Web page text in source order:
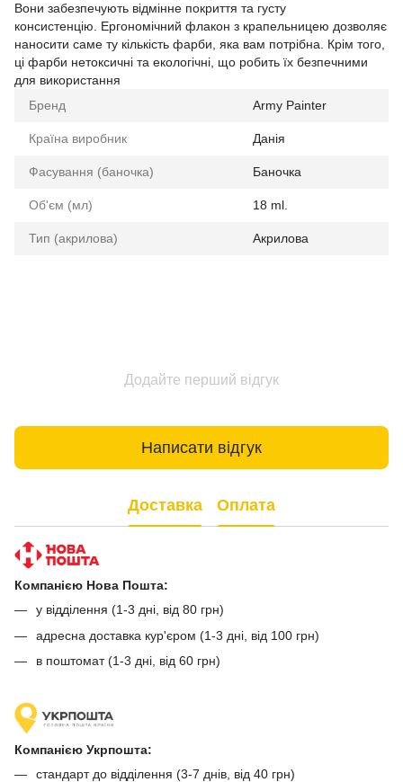
Вони забезпечують відмінне покриття та густу
консистенцію. Ергономічний флакон з крапельницею дозволяє
наносити саме ту кількість фарби, яка вам потрібна. Крім того,
ці фарби нетоксичні та екологічні, що робить їх безпечними
для використання
Бренд
Army Painter
Країна виробник Данія
Фасування (баночка) Баночка
Об'єм (мл) 18 ml.
Тип (акрилова) Акрилова
Додайте перший відгук
Написати відгук
Доставка Оплата
Компанією Нова Пошта:
у відділення (1-3 дні, від 80 грн)
адресна доставка кур'єром (1-3 дні, від 100 грн)
в поштомат (1-3 дні, від 60 грн)
Компанією Укрпошта:
стандарт до відділення (3-7 днів, від 40 грн)